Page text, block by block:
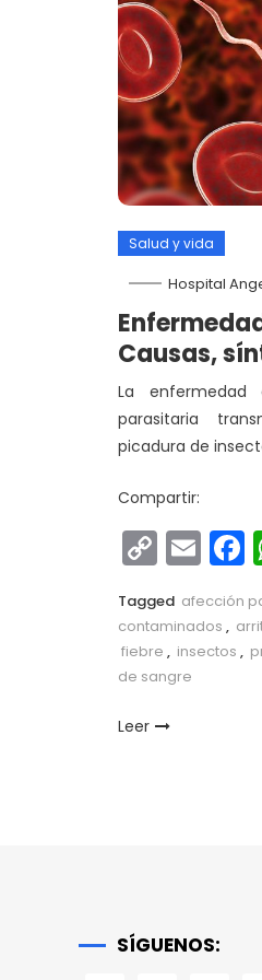
Salud y vida
Hospital
Causas,
La
parasitaria
picadura de
Compartir:
Copy
Link
Tagged afección
contaminados ,
fiebre , insectos ,
de sangre
Leer
SÍGUENOS: